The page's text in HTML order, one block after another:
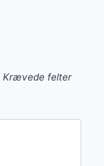
Krævede felter